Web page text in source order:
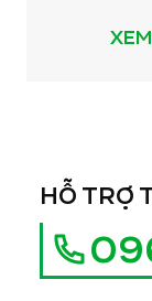
HỖ TRỢ